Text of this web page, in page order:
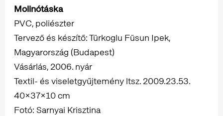
Molinótáska
PVC, poliészter
Tervező és készítő: Türkoglu Füsun Ipek,
Magyarország (Budapest)
Vásárlás, 2006. nyár
Textil- és viseletgyűjtemény ltsz. 2009.23.53.
40×37×10 cm
Fotó: Sarnyai Krisztina